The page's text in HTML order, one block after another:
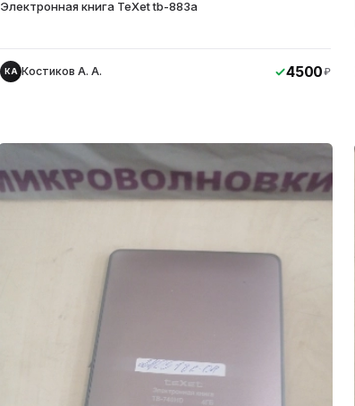
Электронная книга TeXet tb-883a
КА Костиков А. А. 4500₽